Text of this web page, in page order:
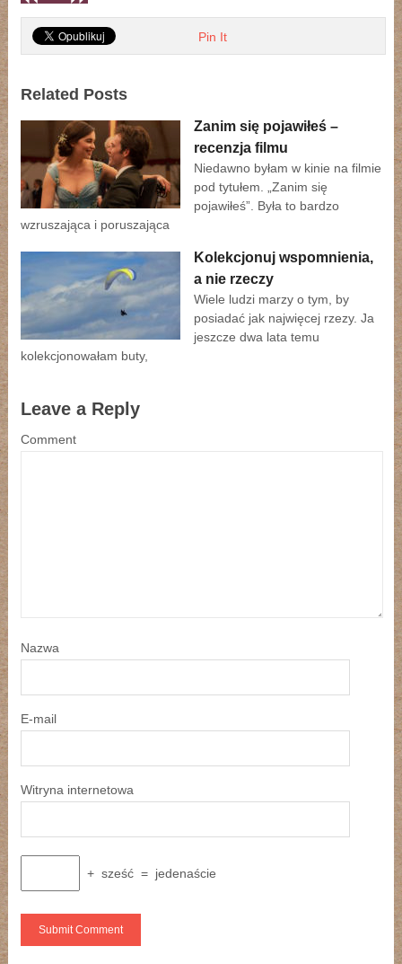
Pin It
Related Posts
Zanim się pojawiłeś –
recenzja filmu
Niedawno byłam w kinie na filmie
pod tytułem. „Zanim się
pojawiłeś”. Była to bardzo
wzruszająca i poruszająca
Kolekcjonuj wspomnienia,
a nie rzeczy
Wiele ludzi marzy o tym, by
posiadać jak najwięcej rzezy. Ja
jeszcze dwa lata temu
kolekcjonowałam buty,
Leave a Reply
Comment
Nazwa
E-mail
Witryna internetowa
+ sześć = jedenaście